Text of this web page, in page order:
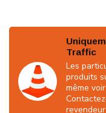
Traffic
Les
produits
même